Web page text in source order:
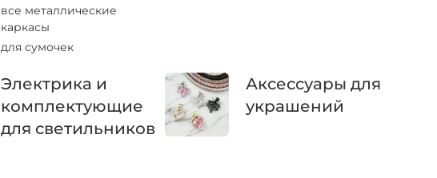
все металлические
каркасы
для сумочек
Электрика и
комплектующие
для светильников
Аксессуары для
украшений